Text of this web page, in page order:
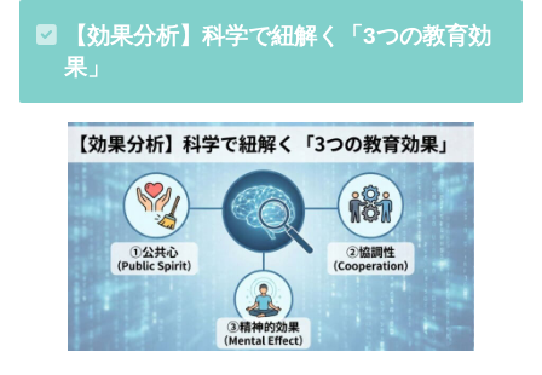
【効果分析】科学で紐解く「3つの教育効
果」